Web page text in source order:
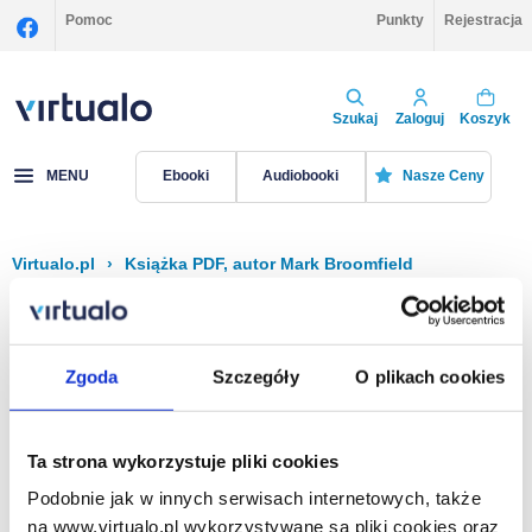
Zgoda Szczegóły O plikach cookies
Ta strona wykorzystuje pliki cookies
Podobnie jak w innych serwisach internetowych, także
na www.virtualo.pl wykorzystywane są pliki cookies oraz
Pomoc Punkty Rejestracja
Szukaj Zaloguj Koszyk
MENU Ebooki Audiobooki Nasze Ceny
Virtualo.pl › Książka PDF, autor Mark Broomfield
Filtruj Sortuj
Na stronie